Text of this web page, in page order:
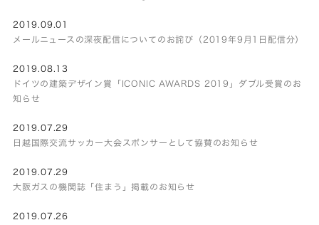
2019.09.01
メールニュースの深夜配信についてのお詫び（2019年9月1日配信分）
2019.08.13
ドイツの建築デザイン賞「ICONIC AWARDS 2019」ダブル受賞のお
知らせ
2019.07.29
日越国際交流サッカー大会スポンサーとして協賛のお知らせ
2019.07.29
大阪ガスの機関誌「住まう」掲載のお知らせ
2019.07.26